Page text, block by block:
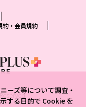
ーズ等について調査・
する目的で Cookie を
約・会員規約